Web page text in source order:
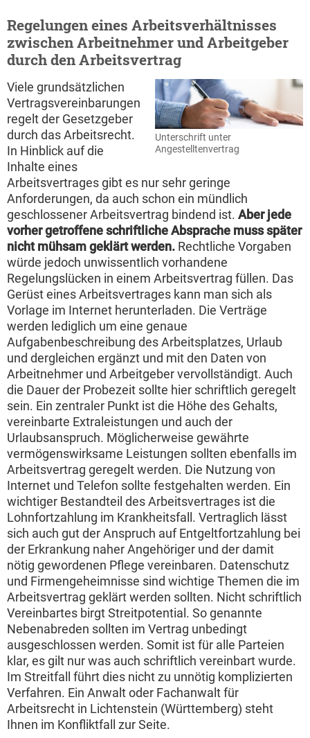
Regelungen eines Arbeitsverhältnisses
zwischen Arbeitnehmer und Arbeitgeber
durch den Arbeitsvertrag
Unterschrift unter
Angestelltenvertrag
Viele grundsätzlichen
Vertragsvereinbarungen
regelt der Gesetzgeber
durch das Arbeitsrecht.
In Hinblick auf die
Inhalte eines
Arbeitsvertrages gibt es nur sehr geringe
Anforderungen, da auch schon ein mündlich
geschlossener Arbeitsvertrag bindend ist. Aber jede
vorher getroffene schriftliche Absprache muss später
nicht mühsam geklärt werden. Rechtliche Vorgaben
würde jedoch unwissentlich vorhandene
Regelungslücken in einem Arbeitsvertrag füllen. Das
Gerüst eines Arbeitsvertrages kann man sich als
Vorlage im Internet herunterladen. Die Verträge
werden lediglich um eine genaue
Aufgabenbeschreibung des Arbeitsplatzes, Urlaub
und dergleichen ergänzt und mit den Daten von
Arbeitnehmer und Arbeitgeber vervollständigt. Auch
die Dauer der Probezeit sollte hier schriftlich geregelt
sein. Ein zentraler Punkt ist die Höhe des Gehalts,
vereinbarte Extraleistungen und auch der
Urlaubsanspruch. Möglicherweise gewährte
vermögenswirksame Leistungen sollten ebenfalls im
Arbeitsvertrag geregelt werden. Die Nutzung von
Internet und Telefon sollte festgehalten werden. Ein
wichtiger Bestandteil des Arbeitsvertrages ist die
Lohnfortzahlung im Krankheitsfall. Vertraglich lässt
sich auch gut der Anspruch auf Entgeltfortzahlung bei
der Erkrankung naher Angehöriger und der damit
nötig gewordenen Pflege vereinbaren. Datenschutz
und Firmengeheimnisse sind wichtige Themen die im
Arbeitsvertrag geklärt werden sollten. Nicht schriftlich
Vereinbartes birgt Streitpotential. So genannte
Nebenabreden sollten im Vertrag unbedingt
ausgeschlossen werden. Somit ist für alle Parteien
klar, es gilt nur was auch schriftlich vereinbart wurde.
Im Streitfall führt dies nicht zu unnötig komplizierten
Verfahren. Ein Anwalt oder Fachanwalt für
Arbeitsrecht in Lichtenstein (Württemberg) steht
Ihnen im Konfliktfall zur Seite.